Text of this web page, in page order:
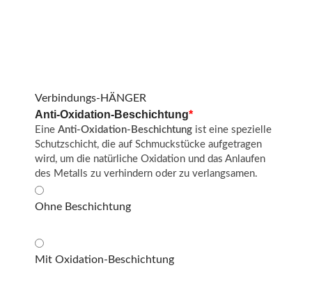
Verbindungs-HÄNGER
*
Anti-Oxidation-Beschichtung
Eine Anti-Oxidation-Beschichtung ist eine spezielle
Schutzschicht, die auf Schmuckstücke aufgetragen
wird, um die natürliche Oxidation und das Anlaufen
des Metalls zu verhindern oder zu verlangsamen.
Ohne Beschichtung
Mit Oxidation-Beschichtung